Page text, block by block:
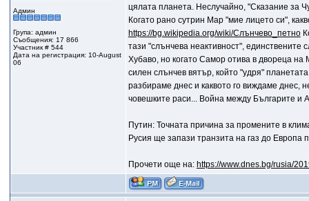
Админ
Група: админ
Съобщения: 17 866
Участник # 544
Дата на регистрация: 10-August
06
цялата планета. Неслучайно, "Сказание за
Когато рано сутрин Мар "мие лицето си",
https://bg.wikipedia.org/wiki/Слънчево_петно
тази "слънчева неактивност", единствените
Хубаво, но когато Самор отива в двореца
силен слънчев вятър, който "удря"
разбираме днес и каквото го виждаме
човешките раси... Война между Българите и
Путин: Точната причина за промените в
Русия ще запази транзита на газ до Европа
Прочети още на: https://www.dnes.bg/rusia/